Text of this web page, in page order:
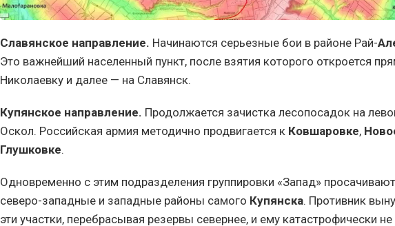
Славянское направление. Начинаются серьезные бои в районе Рай-
Это важнейший населенный пункт, после взятия которого откроется
Николаевку и далее — на Славянск.
Купянское направление. Продолжается зачистка лесопосадок на
Оскол. Российская армия методично продвигается к Ковшаровке,
Глушковке.
Одновременно с этим подразделения группировки «Запад»
северо-западные и западные районы самого Купянска. Противник
эти участки, перебрасывая резервы севернее, и ему катастрофически не